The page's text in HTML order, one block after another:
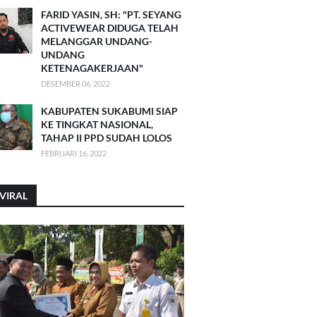
FARID YASIN, SH: "PT. SEYANG
ACTIVEWEAR DIDUGA TELAH
MELANGGAR UNDANG-
UNDANG
KETENAGAKERJAAN"
DESEMBER 06, 2022
KABUPATEN SUKABUMI SIAP
KE TINGKAT NASIONAL,
TAHAP II PPD SUDAH LOLOS
FEBRUARI 16, 2022